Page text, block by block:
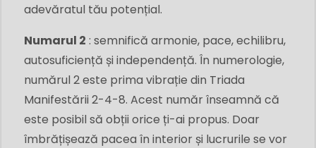
adevăratul tău potențial.
Numarul 2 : semnifică armonie, pace, echilibru,
autosuficiență și independență. În numerologie,
numărul 2 este prima vibrație din Triada
Manifestării 2-4-8. Acest număr înseamnă că
este posibil să obții orice ți-ai propus. Doar
îmbrățișează pacea în interior și lucrurile se vor